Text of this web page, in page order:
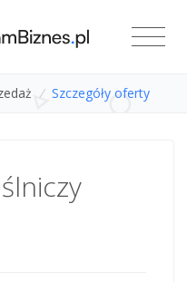
/ Szczegóły oferty